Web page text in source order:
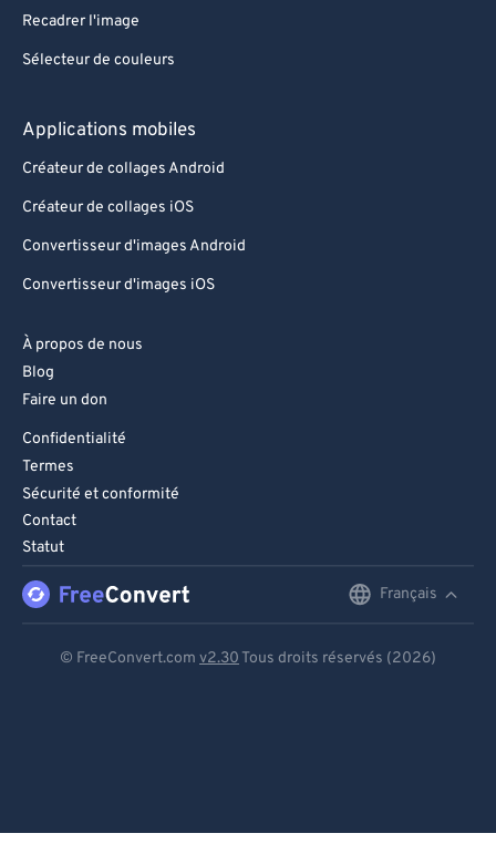
Recadrer l'image
Sélecteur de couleurs
Applications mobiles
Créateur de collages Android
Créateur de collages iOS
Convertisseur d'images Android
Convertisseur d'images iOS
À propos de nous
Blog
Faire un don
Confidentialité
Termes
Sécurité et conformité
Contact
Statut
Français
© FreeConvert.com v2.30 Tous droits réservés (2026)